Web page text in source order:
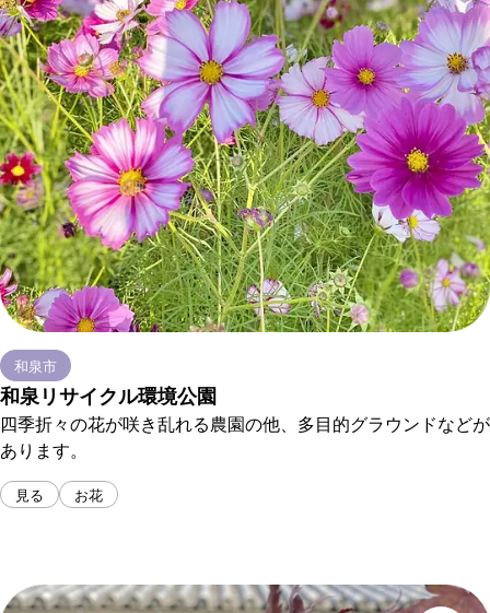
和泉市
和泉リサイクル環境公園
四季折々の花が咲き乱れる農園の他、多目的グラウンドなどが
あります。
見る お花